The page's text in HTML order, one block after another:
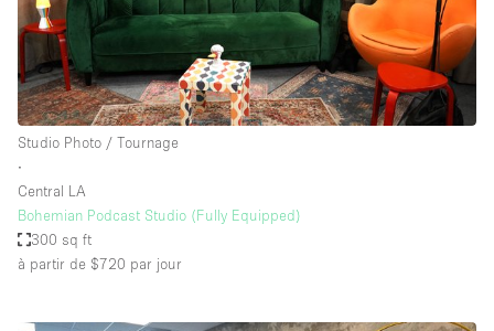
Studio Photo / Tournage
∙
Central LA
Bohemian Podcast Studio (Fully Equipped)
300 sq ft
à partir de $720 par jour